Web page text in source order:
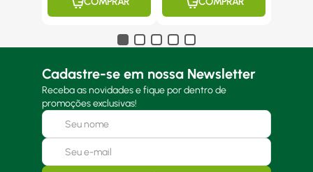
Cadastre-se em nossa Newsletter
Receba as novidades e fique por dentro de
promoções exclusivas!